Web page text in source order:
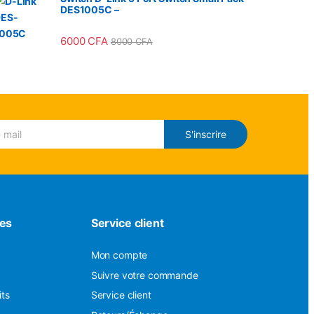
DES1005C –
6000 CFA 8000CFA
S'inscrire
Service client
Mon compte
Suivre votre commande
Service client